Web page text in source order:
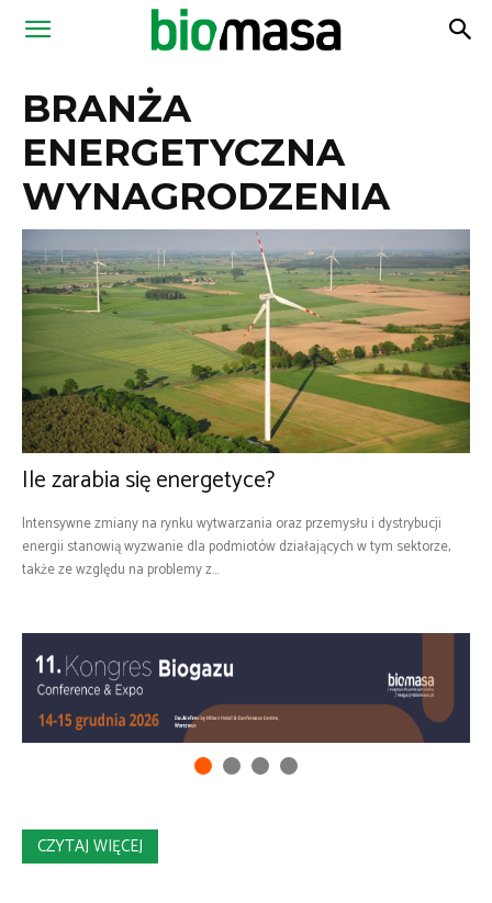
Magazyn
BRANŻA
ENERGETYCZNA
WYNAGRODZENIA
Ile zarabia się energetyce?
Intensywne zmiany na rynku wytwarzania oraz przemysłu i dystrybucji
energii stanowią wyzwanie dla podmiotów działających w tym sektorze,
także ze względu na problemy z...
CZYTAJ WIĘCEJ